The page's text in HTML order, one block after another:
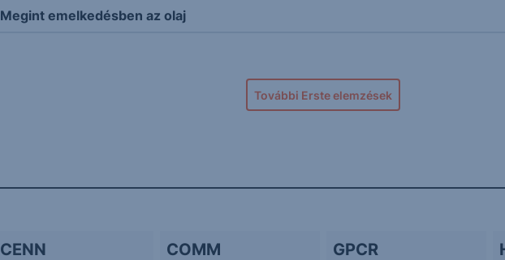
Megint emelkedésben az olaj
További Erste elemzések
CENN COMM GPCR